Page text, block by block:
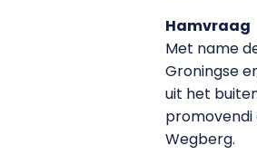
Hamvraag
Met name
Groningse
uit het
promovendi
Wegberg.